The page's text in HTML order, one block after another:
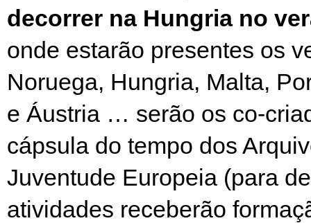
decorrer na Hungria no
onde estarão presentes os
Noruega, Hungria, Malta,
e Áustria … serão os co-
cápsula do tempo dos
Juventude Europeia (para
atividades receberão